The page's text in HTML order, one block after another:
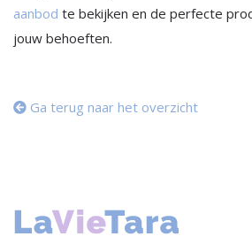
aanbod te bekijken en de perfecte
jouw behoeften.
Ga terug naar het overzicht